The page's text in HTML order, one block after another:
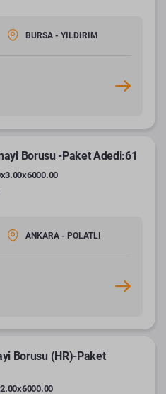
BURSA - YILDIRIM
Borusu -Paket Adedi:61
ANKARA - POLATLI
Borusu (HR)-Paket